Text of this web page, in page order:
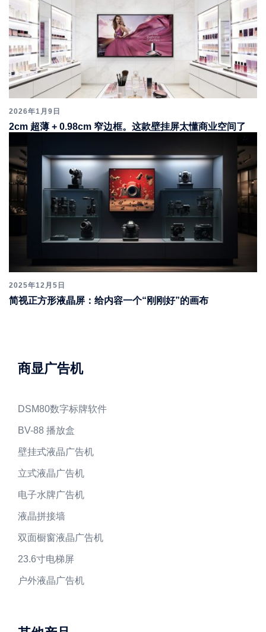
2026年1月9日
2cm 超薄 + 0.98cm 窄边框。这款壁挂屏太懂商业空间了
2025年12月5日
简视正方形液晶屏：给内容一个“刚刚好”的画布
商显广告机
DSM80数字标牌软件
BV-88 播放盒
壁挂式液晶广告机
立式液晶广告机
电子水牌广告机
液晶拼接墙
双面橱窗液晶广告机
23.6寸电梯屏
户外液晶广告机